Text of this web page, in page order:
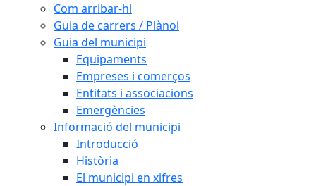
Com arribar-hi
Guia de carrers / Plànol
Guia del municipi
Equipaments
Empreses i comerços
Entitats i associacions
Emergències
Informació del municipi
Introducció
Història
El municipi en xifres